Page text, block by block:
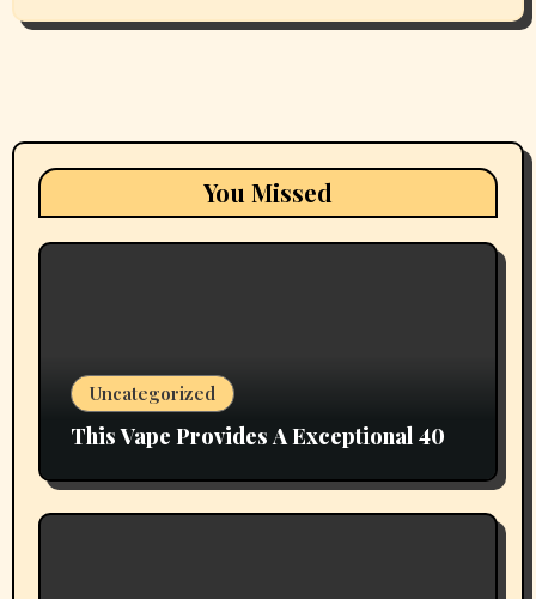
You Missed
Uncategorized
This Vape Provides A Exceptional 40